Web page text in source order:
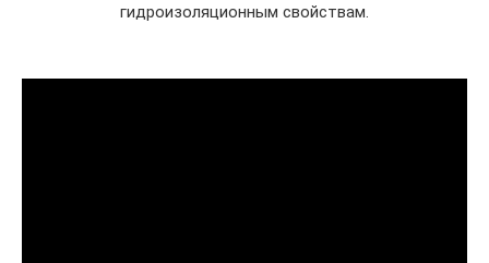
гидроизоляционным свойствам.